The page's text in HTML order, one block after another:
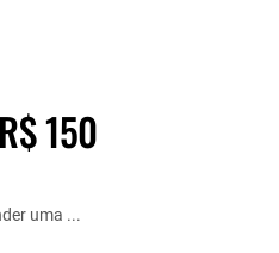
150
uma ...